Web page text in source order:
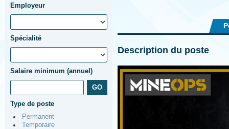
Employeur
Spécialité
Salaire minimum (annuel)
Type de poste
Permanent
Temporaire
Description du poste